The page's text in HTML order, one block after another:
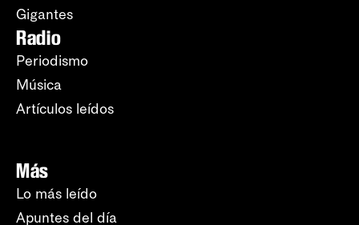
Gigantes
Radio
Periodismo
Música
Artículos leídos
Más
Lo más leído
Apuntes del día